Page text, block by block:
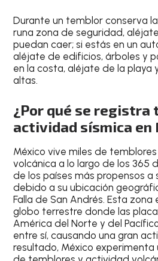
Durante un temblorconserva
runa zona de seguridad,
puedan caer; si estás en un
aléjate de edificios, árboles y
en la costa, aléjate de la playa
altas.
¿Por qué se registra
actividad sísmica en
México vive miles de temblores
volcánica a lo largo de los 365
de los países más propensos a
debido a su ubicación
Falla de San Andrés. Esta zona
globo terrestre dondelas
América del Norte y del
entre sí, causando una gran
resultado, México